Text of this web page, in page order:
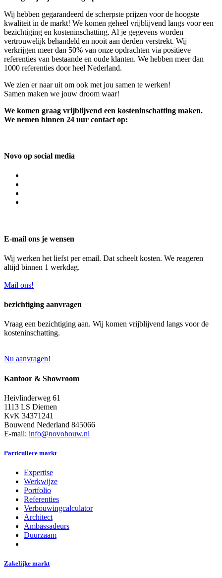
Wij hebben gegarandeerd de scherpste prijzen voor de hoogste
kwaliteit in de markt! We komen geheel vrijblijvend langs voor een
bezichtiging en kosteninschatting. Al je gegevens worden
vertrouwelijk behandeld en nooit aan derden verstrekt. Wij
verkrijgen meer dan 50% van onze opdrachten via positieve
referenties van bestaande en oude klanten. We hebben meer dan
1000 referenties door heel Nederland.
We zien er naar uit om ook met jou samen te werken!
Samen maken we jouw droom waar!
We komen graag vrijblijvend een kosteninschatting maken.
We nemen binnen 24 uur contact op:
Novo op social media
E-mail ons je wensen
Wij werken het liefst per email. Dat scheelt kosten. We reageren
altijd binnen 1 werkdag.
Mail ons!
bezichtiging aanvragen
Vraag een bezichtiging aan. Wij komen vrijblijvend langs voor de
kosteninschatting.
Nu aanvragen!
Kantoor & Showroom
Heivlinderweg 61
1113 LS Diemen
KvK 34371241
Bouwend Nederland 845066
E-mail: info@novobouw.nl
Particuliere markt
Expertise
Werkwijze
Portfolio
Referenties
Verbouwingcalculator
Architect
Ambassadeurs
Duurzaam
Zakelijke markt